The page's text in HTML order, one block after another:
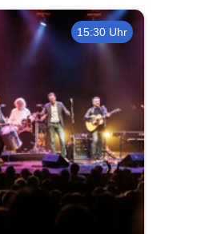
15:30 Uhr